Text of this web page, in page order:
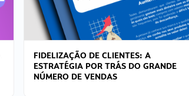
FIDELIZAÇÃO DE CLIENTES: A
ESTRATÉGIA POR TRÁS DO GRANDE
NÚMERO DE VENDAS